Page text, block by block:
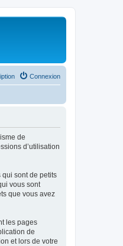
Connexion
de
d’utilisation
sont de petits
vous sont
que vous avez
les pages
de
et lors de votre